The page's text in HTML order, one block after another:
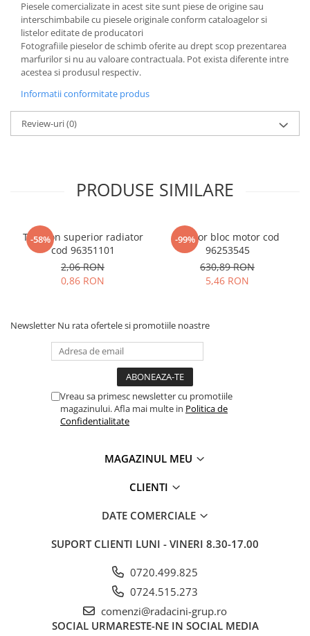
Piesele comercializate in acest site sunt piese de origine sau
interschimbabile cu piesele originale conform cataloagelor si
listelor editate de producatori
Fotografiile pieselor de schimb oferite au drept scop prezentarea
marfurilor si nu au valoare contractuala. Pot exista diferente intre
acestea si produsul respectiv.
Informatii conformitate produs
Review-uri(0)
PRODUSE SIMILARE
-58%
Tampon superior radiator
cod 96351101
2,06 RON
0,86 RON
-99%
Senzor bloc motor cod
96253545
630,89 RON
5,46 RON
Newsletter Nu rata ofertele si promotiile noastre
Vreau sa primesc newsletter cu promotiile
magazinului. Afla mai multe in Politica de
Confidentialitate
MAGAZINUL MEU
CLIENTI
DATE COMERCIALE
SUPORT CLIENTI LUNI - VINERI 8.30-17.00
0720.499.825
0724.515.273
comenzi@radacini-grup.ro
SOCIAL URMARESTE-NE IN SOCIAL MEDIA